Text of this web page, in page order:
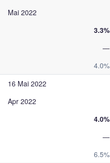
Mai 2022
3.3%
—
4.0%
16 Mai 2022
Apr 2022
4.0%
—
6.5%